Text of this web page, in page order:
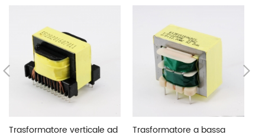
Trasformatore verticale ad
Trasformatore a bassa